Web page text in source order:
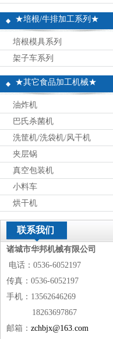
★培根/牛排加工系列★
培根模具系列
架子车系列
★其它食品加工机械★
油炸机
巴氏杀菌机
洗筐机/洗袋机/风干机
夹层锅
真空包装机
小料车
烘干机
联系我们
诸城市华邦机械有限公司
电话：0536-6052197
传真：0536-6052197
手机：13562646269
18263697867
邮箱： zchbjx@163.com